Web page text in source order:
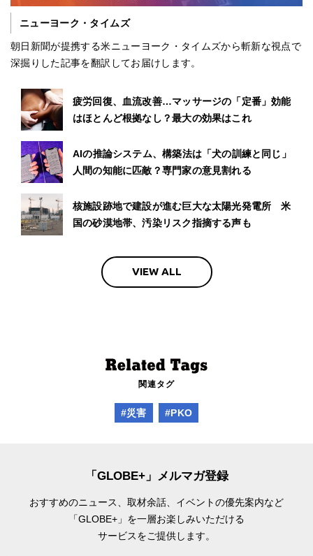
ニューヨーク・タイムズ
朝日新聞が提携する米ニューヨーク・タイムズから斬新な視点で
深掘りした記事を翻訳してお届けします。
疲労回復、血流改善…マッサージの「定番」効能
はほとんど根拠なし？最大の効果はこれ
AIの推論システム、構築法は「犬の訓練と同じ」
人間の知能に匹敵？専門家の意見割れる
核施設跡地で建設が進む巨大な太陽光発電所 米
国の砂漠地帯、汚染リスク指摘する声も
VIEW ALL
関連タグ
#災害 #PKO
「GLOBE+」メルマガ登録
おすすめのニュース、取材余話、 イベントの優先案内など
「GLOBE+」を一層お楽しみいただける
サービスをご提供します。